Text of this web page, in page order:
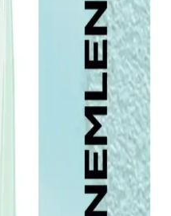
Dolgunlaştırıcı Hacim Spreyi,
kazandırır ve günlük
Saçlarınızda Devrim
ve parlaklık kazandırın.
için hemen keşfedin!
Devrim: Elseve